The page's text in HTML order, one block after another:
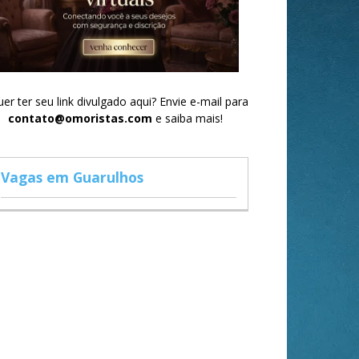
ter seu link divulgado aqui? Envie e-mail para
contato@omoristas.com e saiba mais!
Vagas em Guarulhos